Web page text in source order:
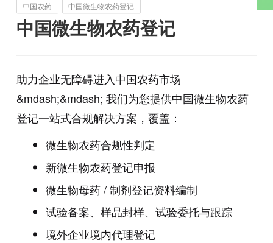
中国农药 中国微生物农药登记
中国微生物农药登记
助力企业无障碍进入中国农药市场
&mdash;&mdash; 我们为您提供中国微生物农药
登记一站式合规解决方案，覆盖：
微生物农药合规性判定
新微生物农药登记申报
微生物母药/制剂登记资料编制
试验备案、样品封样、试验委托与跟踪
境外企业境内代理登记